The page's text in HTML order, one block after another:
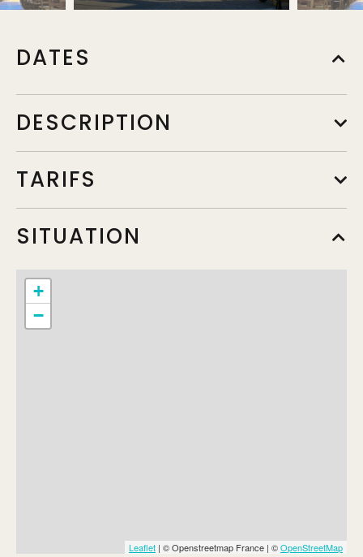
DATES
DESCRIPTION
TARIFS
SITUATION
+
−
Leaflet | © Openstreetmap France | ©OpenStreetMap